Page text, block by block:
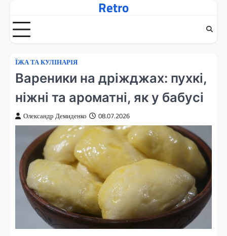
вмісту
Retro
ЇЖА ТА КУЛІНАРІЯ
Вареники на дріжджах: пухкі,
ніжні та ароматні, як у бабусі
Олександр Демиденко 08.07.2026